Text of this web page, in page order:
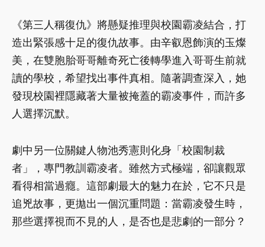
《第三人稱復仇》將懸疑推理與校園霸凌結合，打
造出緊張感十足的復仇故事。由辛叡恩飾演的玉燦
美，在雙胞胎哥哥離奇死亡後轉學進入哥哥生前就
讀的學校，希望找出事件真相。隨著調查深入，她
發現校園裡隱藏著大量被掩蓋的霸凌事件，而許多
人選擇沉默。
劇中另一位關鍵人物池秀憲則化身「校園制裁
者」，專門教訓霸凌者。雖然方式極端，卻讓觀眾
看得相當過癮。這部劇最大的魅力在於，它不只是
追兇故事，更拋出一個沉重問題：當霸凌發生時，
那些選擇視而不見的人，是否也是悲劇的一部分？